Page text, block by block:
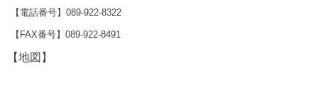
【電話番号】089-922-8322
【FAX番号】089-922-8491
【地図】